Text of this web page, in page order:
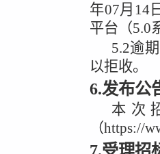
年07月14
平台（5.0
5.2逾
以拒收。
6.发布公
本次
（https://